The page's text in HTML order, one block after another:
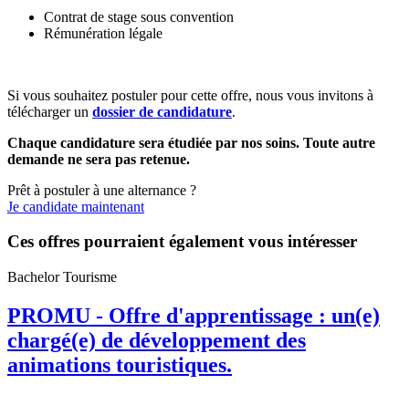
Contrat de stage sous convention
Rémunération légale
Si vous souhaitez postuler pour cette offre, nous vous invitons à
télécharger un dossier de candidature.
Chaque candidature sera étudiée par nos soins. Toute autre
demande ne sera pas retenue.
Prêt à postuler à une alternance ?
Je candidate maintenant
Ces offres pourraient également vous intéresser
Bachelor Tourisme
PROMU - Offre d'apprentissage : un(e)
chargé(e) de développement des
animations touristiques.